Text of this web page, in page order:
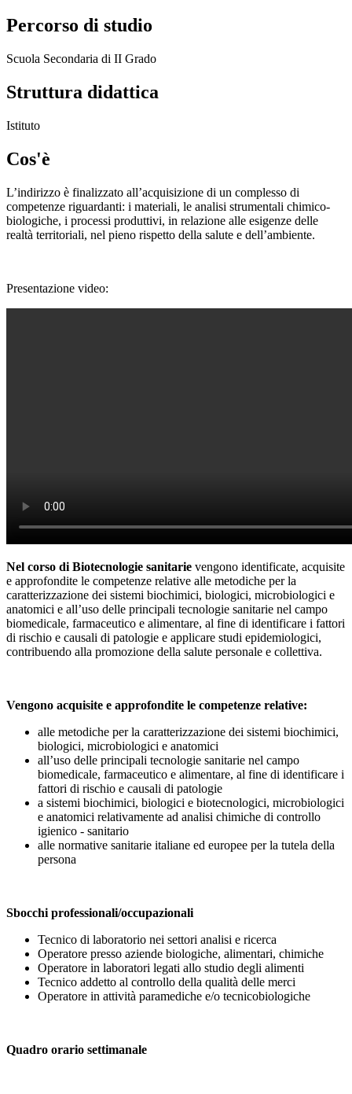
Percorso di studio
Scuola Secondaria di II Grado
Struttura didattica
Istituto
Cos'è
L’indirizzo è finalizzato all’acquisizione di un complesso di
competenze riguardanti: i materiali, le analisi strumentali chimico-
biologiche, i processi produttivi, in relazione alle esigenze delle
realtà territoriali, nel pieno rispetto della salute e dell’ambiente.
Presentazione video:
Nel corso di Biotecnologie sanitarie vengono identificate, acquisite
e approfondite le competenze relative alle metodiche per la
caratterizzazione dei sistemi biochimici, biologici, microbiologici e
anatomici e all’uso delle principali tecnologie sanitarie nel campo
biomedicale, farmaceutico e alimentare, al fine di identificare i fattori
di rischio e causali di patologie e applicare studi epidemiologici,
contribuendo alla promozione della salute personale e collettiva.
Vengono acquisite e approfondite le competenze relative:
alle metodiche per la caratterizzazione dei sistemi biochimici,
biologici, microbiologici e anatomici
all’uso delle principali tecnologie sanitarie nel campo
biomedicale, farmaceutico e alimentare, al fine di identificare i
fattori di rischio e causali di patologie
a sistemi biochimici, biologici e biotecnologici, microbiologici
e anatomici relativamente ad analisi chimiche di controllo
igienico ‐ sanitario
alle normative sanitarie italiane ed europee per la tutela della
persona
Sbocchi professionali/occupazionali
Tecnico di laboratorio nei settori analisi e ricerca
Operatore presso aziende biologiche, alimentari, chimiche
Operatore in laboratori legati allo studio degli alimenti
Tecnico addetto al controllo della qualità delle merci
Operatore in attività paramediche e/o tecnicobiologiche
Quadro orario settimanale